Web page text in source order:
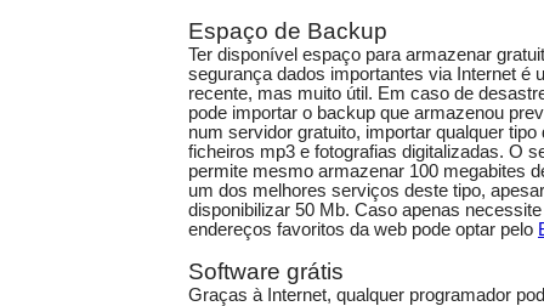
Espaço de Backup
Ter disponível espaço para armazenar
segurança dados importantes via Internet é
recente, mas muito útil. Em caso de
pode importar o backup que armazenou
num servidor gratuito, importar qualquer tipo
ficheiros mp3 e fotografias digitalizadas. O
permite mesmo armazenar 100 megabites
um dos melhores serviços deste tipo,
disponibilizar 50 Mb. Caso apenas
endereços favoritos da web pode optar pelo
Software grátis
Graças à Internet, qualquer programador